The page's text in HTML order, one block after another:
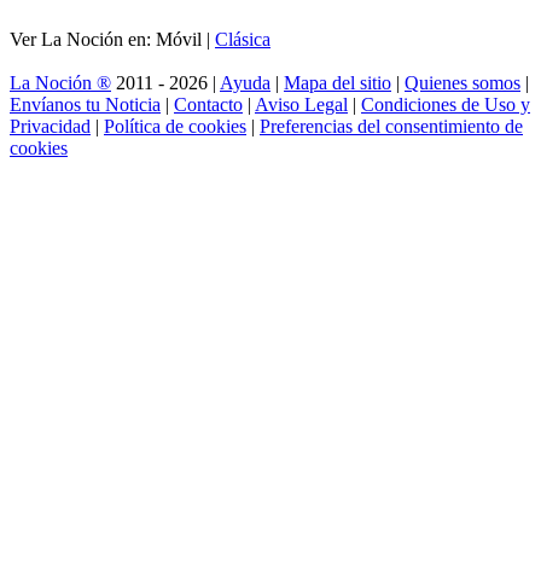
Ver La Noción en: Móvil | Clásica
La Noción ® 2011 - 2026 | Ayuda | Mapa del sitio | Quienes somos |
Envíanos tu Noticia | Contacto | Aviso Legal | Condiciones de Uso y
Privacidad | Política de cookies | Preferencias del consentimiento de
cookies